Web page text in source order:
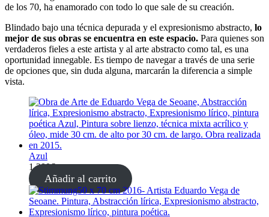
de los 70, ha enamorado con todo lo que sale de su creación.
Blindado bajo una técnica depurada y el expresionismo abstracto, lo
mejor de sus obras se encuentra en este espacio. Para quienes son
verdaderos fieles a este artista y al arte abstracto como tal, es una
oportunidad innegable. Es tiempo de navegar a través de una serie
de opciones que, sin duda alguna, marcarán la diferencia a simple
vista.
Azul
1.200€
Añadir al carrito